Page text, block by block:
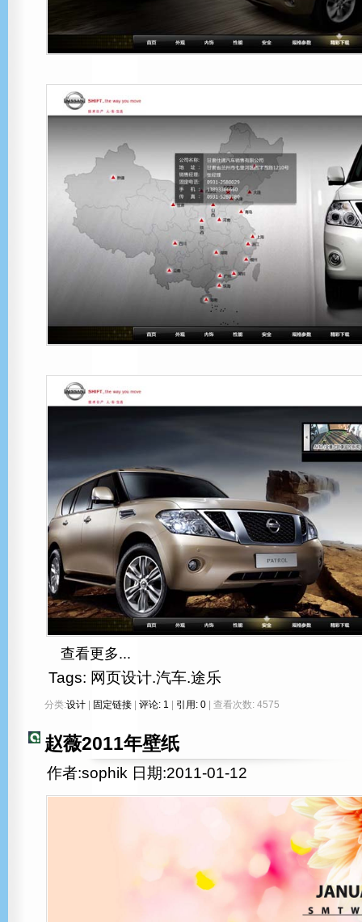
查看更多...
Tags: 网页设计.汽车.途乐
分类:设计 | 固定链接 | 评论: 1 | 引用: 0 | 查看次数: 4575
赵薇2011年壁纸
作者:sophik 日期:2011-01-12